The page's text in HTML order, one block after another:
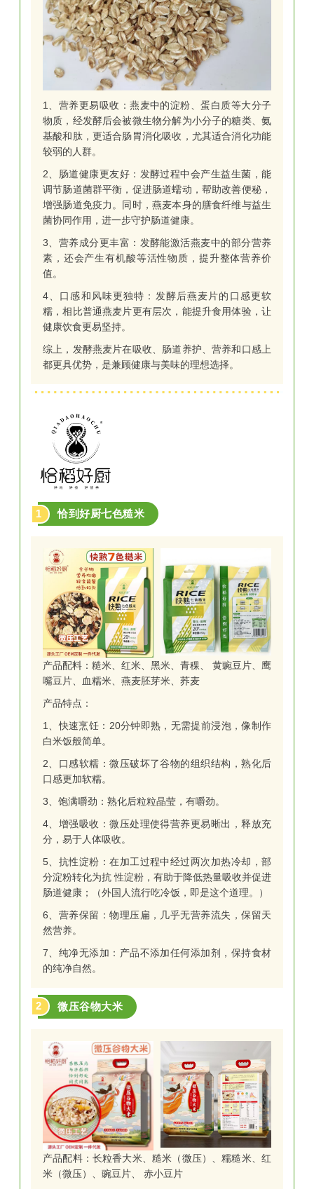
有荞麦，黑麦效刺激胰岛素分泌控制平稳血糖，增强
饱腹感，添加猴菇山药养胃，富含丰富膳食纤维有治
疗便秘作用，钙含量与花青素高，0脂肪。
低GI黑麦荞麦多用途粉
黑麦+荞麦科学配比，高纤维高营养，研磨技术保留
营养活性，粉质细腻易溶解，一粉多用，可制作低GI
面包、面条、馒头、煎饼等，满足中国家庭多样化需
求。
1、营养更易吸收：燕麦中的淀粉、蛋白质等大分子
物质，经发酵后会被微生物分解为小分子的糖类、氨
基酸和肽，更适合肠胃消化吸收，尤其适合消化功能
较弱的人群。
2、肠道健康更友好： 发酵过程中会产生益生菌，能
调节肠道菌群平衡，促进肠道蠕动，帮助改善便秘，
增强肠道免疫力。同时，燕麦本身的膳食纤维与益生
菌协同作用，进一步守护肠道健康。
3、营养成分更丰富： 发酵能激活燕麦中的部分营养
素，还会产生有机酸等活性物质，提升整体营养价
值。
4、口感和风味更独特： 发酵后燕麦片的口感更软
糯，相比普通燕麦片更有层次，能提升食用体验，让
健康饮食更易坚持。
综上，发酵燕麦片在吸收、肠道养护、营养和口感上
都更具优势，是兼顾健康与美味的理想选择。
1 恰到好厨七色糙米
产品配料：糙米、红米、黑米、青稞、 黄豌豆片、鹰
嘴豆片、血糯米、燕麦胚芽米、荞麦
产品特点：
1、快速烹饪：20分钟即熟，无需提前浸泡，像制作
白米饭般简单。
2、口感软糯：微压破坏了谷物的组织结构，熟化后
口感更加软糯。
3、饱满嚼劲：熟化后粒粒晶莹，有嚼劲。
4、增强吸收：微压处理使得营养更易晰出，释放充
分，易于人体吸收。
5、抗性淀粉：在加工过程中经过两次加热冷却，部
分淀粉转化为抗 性淀粉，有助于降低热量吸收并促进
肠道健康；（外国人流行吃冷饭，即是这个道理。）
6、营养保留：物理压扁，几乎无营养流失，保留天
然营养。
7、纯净无添加：产品不添加任何添加剂，保持食材
的纯净自然。
2 微压谷物大米
产品配料：长粒香大米、糙米（微压）、糯糙米、红
米（微压）、豌豆片、 赤小豆片